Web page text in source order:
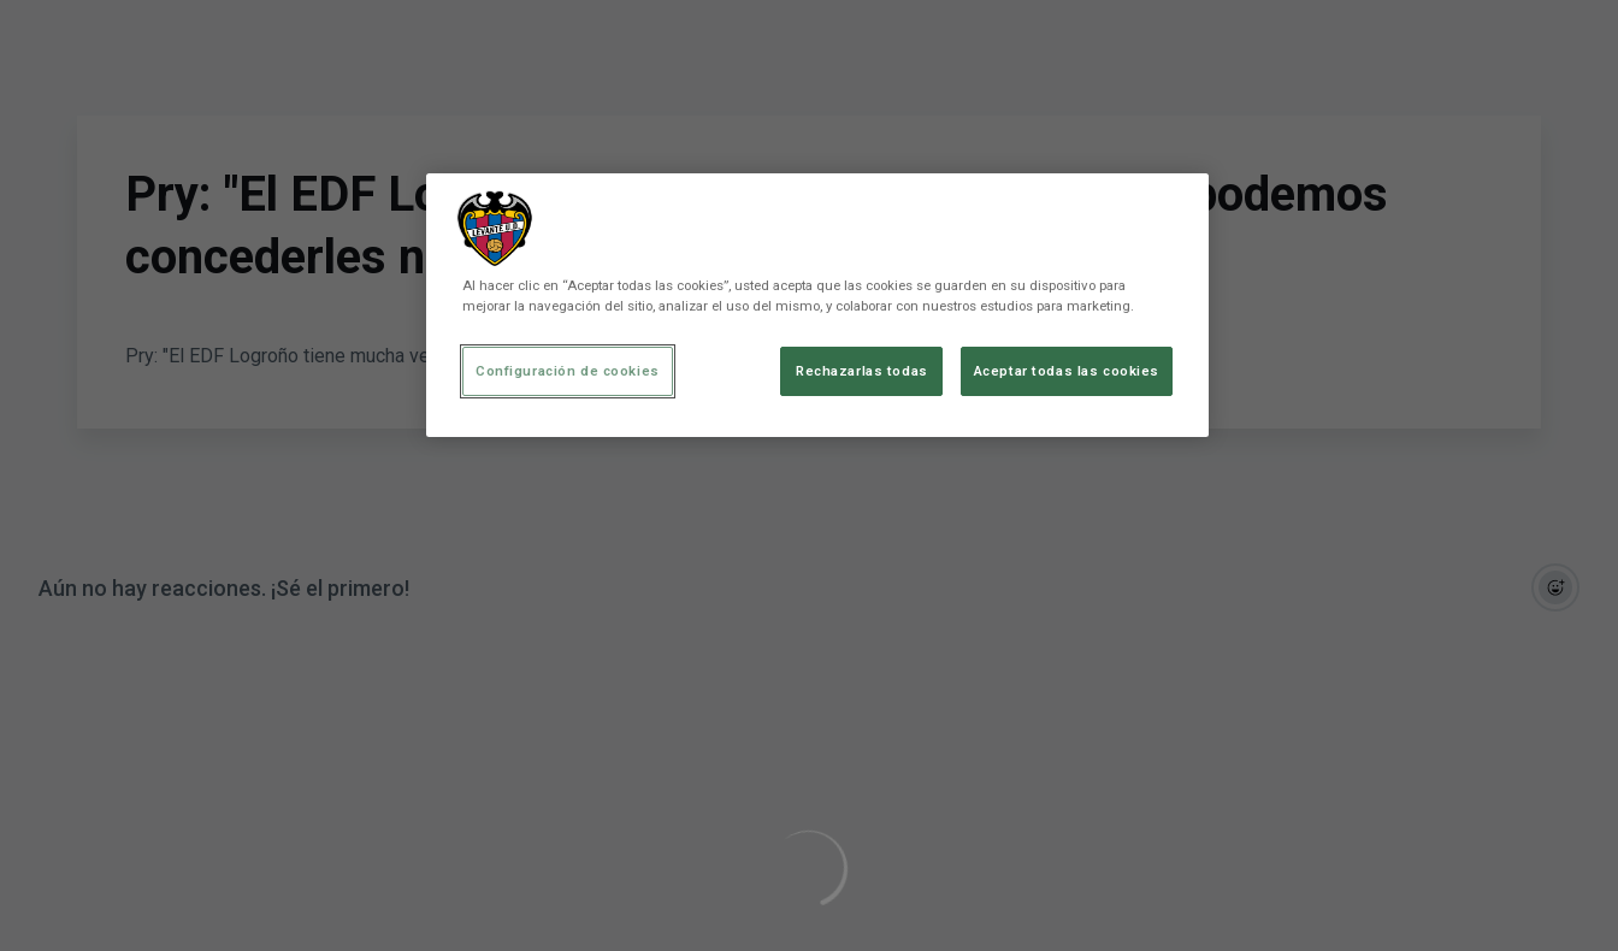
Pry: "El EDF Logroño tiene mucha verticalidad, no podemos
concederles nada"
Pry: "El EDF Logroño tiene mucha verticalidad, no podemos concederles nada"
Aún no hay reacciones. ¡Sé el primero!
Al hacer clic en “Aceptar todas las cookies”, usted acepta que las cookies se guarden en su dispositivo para
mejorar la navegación del sitio, analizar el uso del mismo, y colaborar con nuestros estudios para marketing.
Rechazarlas todas Aceptar todas las cookies
Configuración de cookies